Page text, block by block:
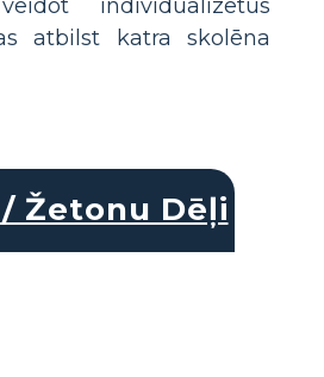
individualizētus
atbilst katra skolēna
Žetonu Dēļi